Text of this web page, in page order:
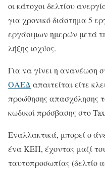
οι κάτοχοι δελτίου
για χρονικό διάστημα 5
εργάσιμων ημερών μετά
λήξης ισχύος.
Για να γίνει η ανανέωση
ΟΑΕΔ απαιτείται είτε
προώθησης απασχόλησης
κωδικοί πρόσβασης στο
Εναλλακτικά, μπορεί ο
ένα ΚΕΠ, έχοντας μαζί
ταυτοπροσωπίας (δελτίο